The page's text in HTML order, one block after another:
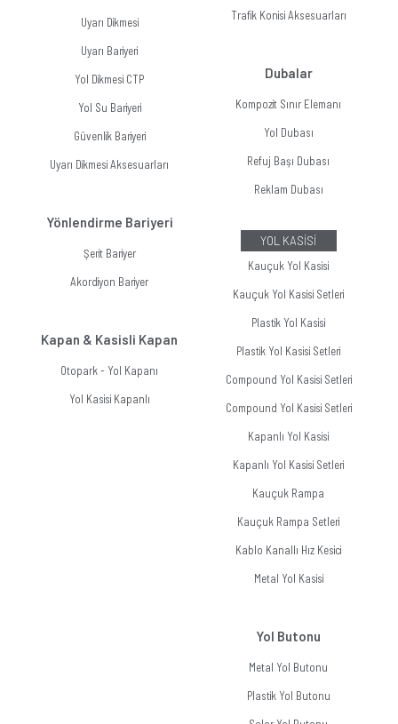
Uyarı Dikmesi
Uyarı Bariyeri
Yol Dikmesi CTP
Yol Su Bariyeri
Güvenlik Bariyeri
Uyarı Dikmesi Aksesuarları
Yönlendirme Bariyeri
Şerit Bariyer
Akordiyon Bariyer
Kapan & Kasisli Kapan
Otopark - Yol Kapanı
Yol Kasisi Kapanlı
Trafik Konisi Aksesuarları
Dubalar
Kompozit Sınır Elemanı
Yol Dubası
Refuj Başı Dubası
Reklam Dubası
YOL KASİSİ
Kauçuk Yol Kasisi
Kauçuk Yol Kasisi Setleri
Plastik Yol Kasisi
Plastik Yol Kasisi Setleri
Compound Yol Kasisi Setleri
Compound Yol Kasisi Setleri
Kapanlı Yol Kasisi
Kapanlı Yol Kasisi Setleri
Kauçuk Rampa
Kauçuk Rampa Setleri
Kablo Kanallı Hız Kesici
Metal Yol Kasisi
Yol Butonu
Metal Yol Butonu
Plastik Yol Butonu